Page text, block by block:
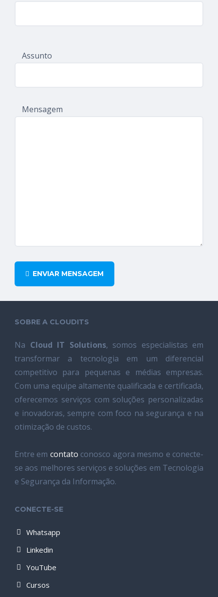
Assunto
Mensagem
ENVIAR MENSAGEM
SOBRE A CLOUDITS
Na Cloud IT Solutions, somos especialistas em
transformar a tecnologia em um diferencial
competitivo para pequenas e médias empresas.
Com uma equipe altamente qualificada e certificada,
oferecemos serviços com soluções personalizadas
e inovadoras, sempre com foco na segurança e na
otimização de custos.
Entre em contato conosco agora mesmo e conecte-
se aos melhores serviços e soluções em Tecnologia
e Segurança da Informação.
CONECTE-SE
Whatsapp
Linkedin
YouTube
Cursos